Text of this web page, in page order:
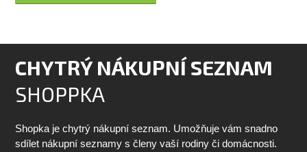
CHYTRÝ NÁKUPNÍ SEZNAM
SHOPPKA
Shopka je chytrý nákupní seznam. Umožňuje vám snadno
sdílet nákupní seznamy s členy vaší rodiny či domácnosti.